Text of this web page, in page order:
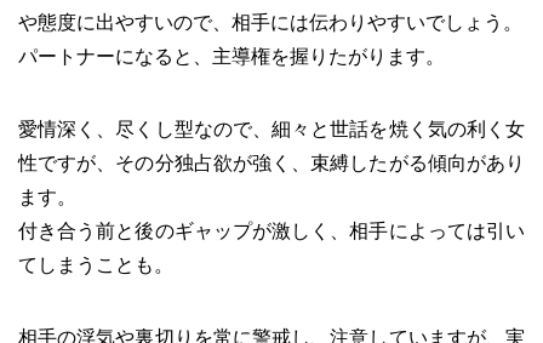
や態度に出やすいので、相手には伝わりやすいでしょう。
パートナーになると、主導権を握りたがります。
愛情深く、尽くし型なので、細々と世話を焼く気の利く女
性ですが、その分独占欲が強く、束縛したがる傾向があり
ます。
付き合う前と後のギャップが激しく、相手によっては引い
てしまうことも。
相手の浮気や裏切りを常に警戒し、注意していますが、実